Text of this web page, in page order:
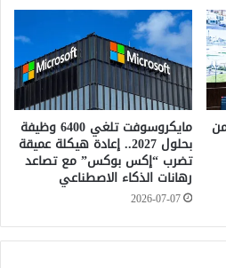
مايكروسوفت تلغي 6400 وظيفة
بحلول 2027.. إعادة هيكلة عميقة
تضرب “إكس بوكس” مع تصاعد
رهانات الذكاء الاصطناعي
2026-07-07